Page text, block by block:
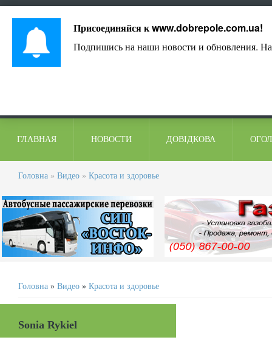
ГЛАВНАЯ НОВОСТИ ДОВІДКОВА
Головна » Видео » Красота и здоровье
Головна » Видео » Красота и здоровье
Sonia Rykiel
Присоединяйся кwww.dobrepole.com.ua!
Подпишись на наши новости и обновления.